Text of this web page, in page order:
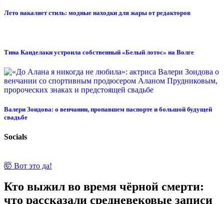
Лето накаляет стиль: модные находки для жары от редакторов
Тина Канделаки устроила собственный «Белый лотос» на Волге
Валери Зоидова: о венчании, пропавшем паспорте и большой будущей
свадьбе
Socials
🤯 Вот это да!
Кто выжил во время чёрной смерти:
что рассказали средневековые записи